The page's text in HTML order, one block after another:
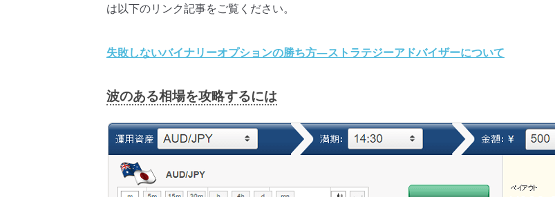
は以下のリンク記事をご覧ください。
失敗しないバイナリーオプションの勝ち方―ストラテジーアドバイザーについて
波のある相場を攻略するには